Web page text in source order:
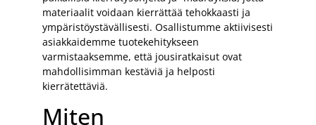
materiaalit voidaan kierrättää tehokkaasti ja
ympäristöystävällisesti. Osallistumme aktiivisesti
asiakkaidemme tuotekehitykseen
varmistaaksemme, että jousiratkaisut ovat
mahdollisimman kestäviä ja helposti
kierrätettäviä.
Miten